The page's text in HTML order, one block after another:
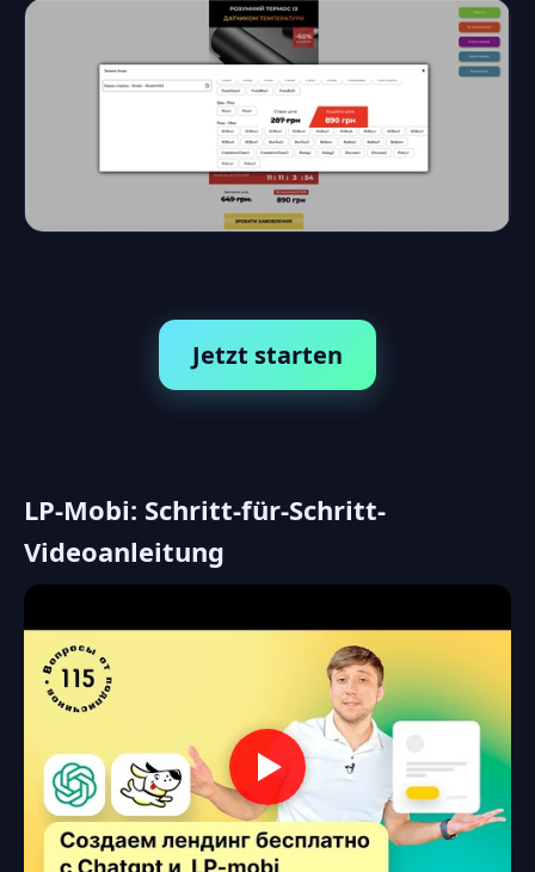
Jetzt starten
LP-Mobi: Schritt-für-Schritt-
Videoanleitung